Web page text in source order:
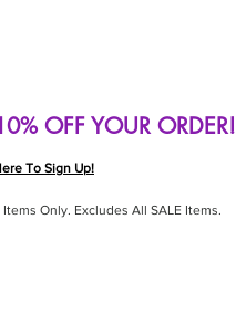
OFF YOUR ORDER!
To Sign Up!
Only. Excludes All SALE Items.